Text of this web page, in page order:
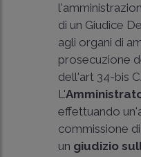
di un Giudice
agli organi di
prosecuzione
dell'art 34-bis
L'
effettuando
commissione
un giudizio